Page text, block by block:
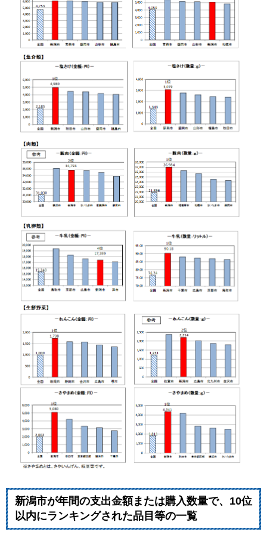
新潟市が年間の支出金額または購入数量で、10位
以内にランキングされた品目等の一覧